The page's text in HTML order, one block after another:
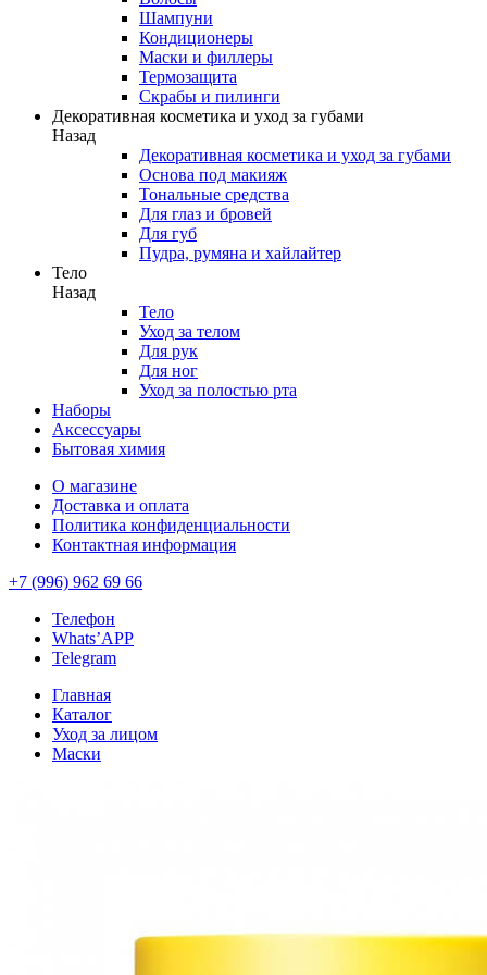
Шампуни
Кондиционеры
Маски и филлеры
Термозащита
Скрабы и пилинги
Декоративная косметика и уход за губами
Назад
Декоративная косметика и уход за губами
Основа под макияж
Тональные средства
Для глаз и бровей
Для губ
Пудра, румяна и хайлайтер
Тело
Назад
Тело
Уход за телом
Для рук
Для ног
Уход за полостью рта
Наборы
Аксессуары
Бытовая химия
О магазине
Доставка и оплата
Политика конфиденциальности
Контактная информация
+7 (996) 962 69 66
Телефон
Whats’APP
Telegram
Главная
Каталог
Уход за лицом
Маски